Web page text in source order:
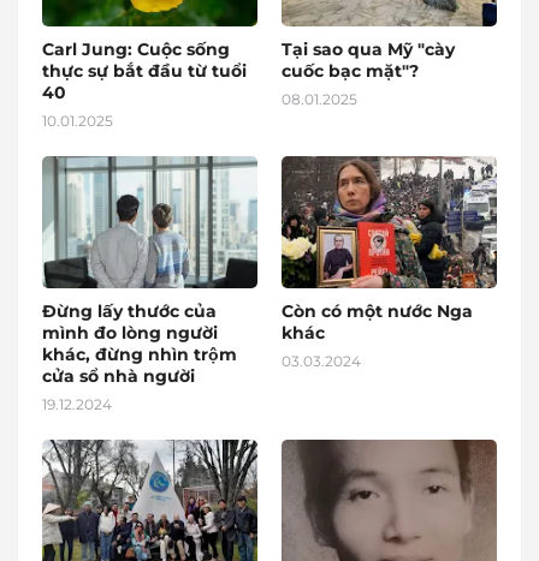
Carl Jung: Cuộc sống
thực sự bắt đầu từ tuổi
40
10.01.2025
Tại sao qua Mỹ "cày
cuốc bạc mặt"?
08.01.2025
Đừng lấy thước của
mình đo lòng người
khác, đừng nhìn trộm
cửa sổ nhà người
19.12.2024
Còn có một nước Nga
khác
03.03.2024